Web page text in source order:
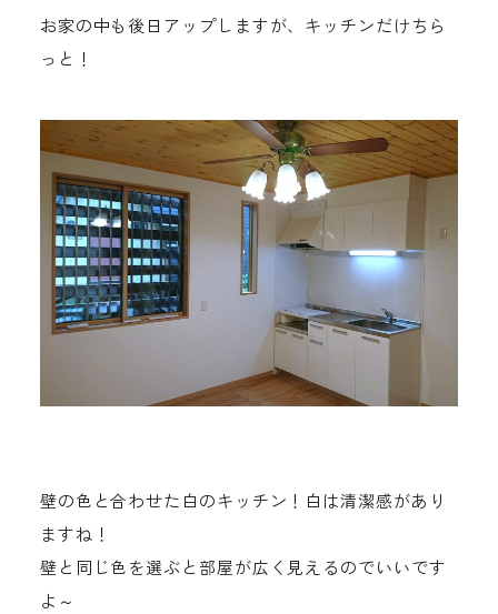
お家の中も後日アップしますが、キッチンだけちら
っと！
壁の色と合わせた白のキッチン！白は清潔感があり
ますね！
壁と同じ色を選ぶと部屋が広く見えるのでいいです
よ～